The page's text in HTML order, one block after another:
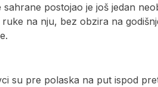
postojao je još jedan
ruke na nju, bez obzira na
su pre polaska na put ispod